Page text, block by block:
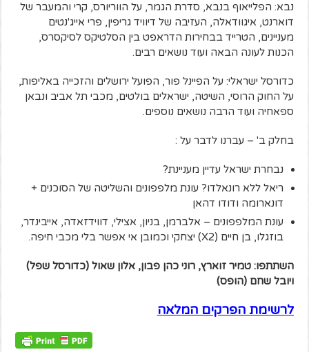
נבא: הפלייאוף בנבא, סדרת הגמר, על הווריורס, קרי והמעבר של
דוארנט, איגוודאלה, העזיבה של דיוויד גריפין, פרי אייג'נטים
מעניינים, הטרייד בבחירות הדראפט בין הסלטיקס לסיקסרס,
הכנות לעונה הבאה ועוד נושאים רבים.
כדורסל ישראלי: על הפיינל פור, הפועל ירושלים והזכייה באליפות,
על החוק הרוסי, השיטה, ישראלים בולטים, מכבי תל אביב ונבאן
ספאחיה ועוד הרבה נושאים נוספים.
בחלק ב' – עברנו לדבר על :
נבחרת ישראל עדיין מעניינת?
ריאל ללא רונאלדו? עונת מלפפונים והשליטה של הסוכנים +
דונארומה ודודו דהאן
עונת המלפפונים – אלברמן, בניון, אצילי, דווידזאדה, אייבינדר,
בוזגלו, בן חיים (X2) יצחקי וכמובן אי אפשר בלי מכבי חיפה.
השתתפו: טמיר זוארץ, רוני כהן פבון, אלון שאול (כדורסל שפל)
ויובל שחם (הופס)
לרשימת הפרקים המלאה